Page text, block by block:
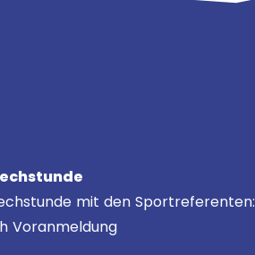
mit den Sportreferenten:
Voranmeldung